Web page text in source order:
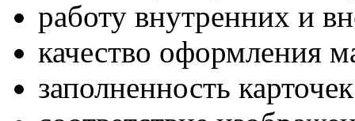
работу внутренних и
качество оформления
заполненность